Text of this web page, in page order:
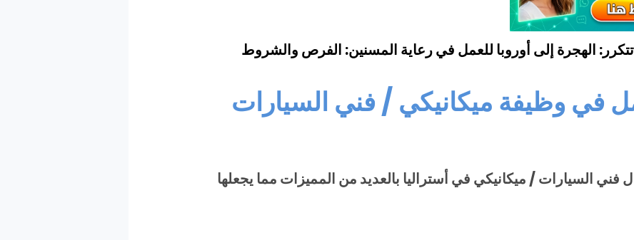
الهجرة إلى أوروبا للعمل في رعاية المسنين: الفرص والشروط
في وظيفة ميكانيكي / فني السيارات
فني السيارات / ميكانيكي في أستراليا بالعديد من المميزات مما يجعلها